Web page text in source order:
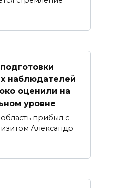
наблюдателей
оценили на
уровне
прибыл с
Александр